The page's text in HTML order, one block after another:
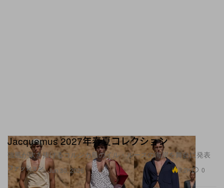
ファッション
Jacquemus 2027年春夏コレクション
強風が吹き抜けるコルシカ島のイル・ルースの海岸を舞台に発表
Jun 30, 2026 2.2K 0